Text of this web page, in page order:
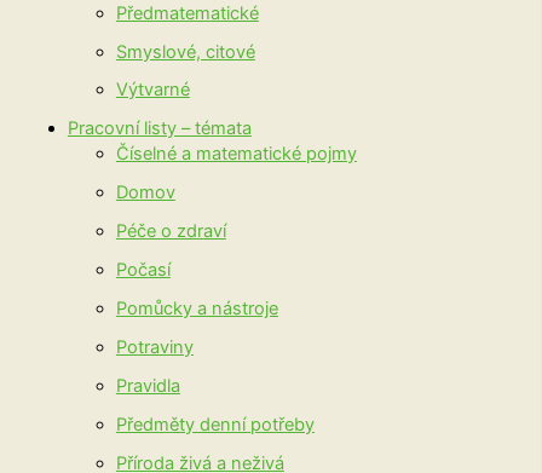
Předmatematické
Smyslové, citové
Výtvarné
Pracovní listy – témata
Číselné a matematické pojmy
Domov
Péče o zdraví
Počasí
Pomůcky a nástroje
Potraviny
Pravidla
Předměty denní potřeby
Příroda živá a neživá